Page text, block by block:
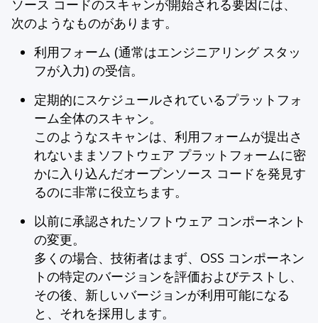
ソース コードのスキャンが開始される要因には、
次のようなものがあります。
利用フォーム (通常はエンジニアリング スタッ
フが入力) の受信。
定期的にスケジュールされているプラットフォ
ーム全体のスキャン。
このようなスキャンは、利用フォームが提出さ
れないままソフトウェア プラットフォームに密
かに入り込んだオープンソース コードを発見す
るのに非常に役立ちます。
以前に承認されたソフトウェア コンポーネント
の変更。
多くの場合、技術者はまず、OSS コンポーネン
トの特定のバージョンを評価およびテストし、
その後、新しいバージョンが利用可能になる
と、それを採用します。